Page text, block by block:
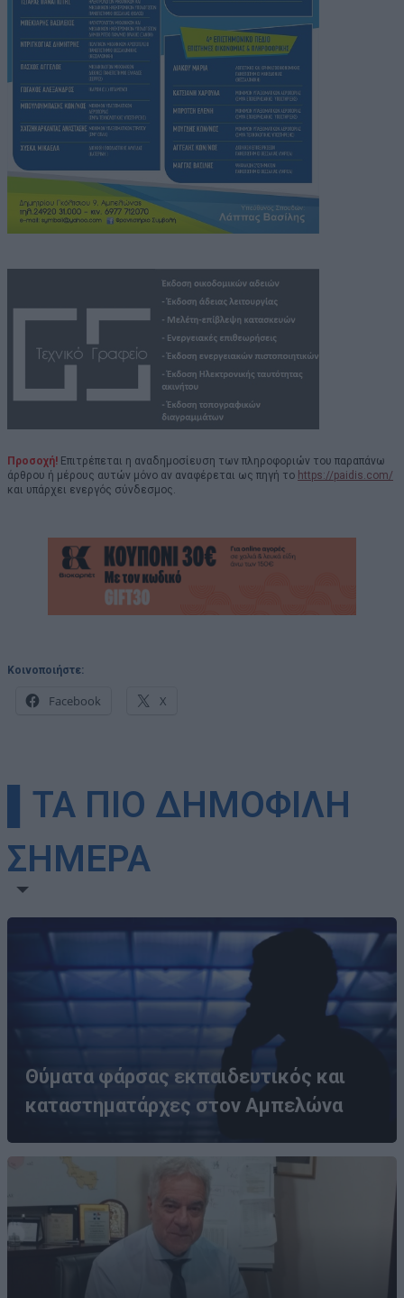
Προσοχή! Επιτρέπεται η αναδημοσίευση των πληροφοριών του παραπάνω
άρθρου ή μέρους αυτών μόνο αν αναφέρεται ως πηγή το https://paidis.com/
και υπάρχει ενεργός σύνδεσμος.
Κοινοποιήστε:
Facebook X
▌ΤΑ ΠΙΟ ΔΗΜΟΦΙΛΗ
ΣΗΜΕΡΑ
Θύματα φάρσας εκπαιδευτικός και
καταστηματάρχες στον Αμπελώνα